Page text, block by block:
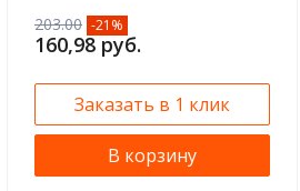
203.00 -21%
160,98 руб.
Заказать в 1 клик
В корзину